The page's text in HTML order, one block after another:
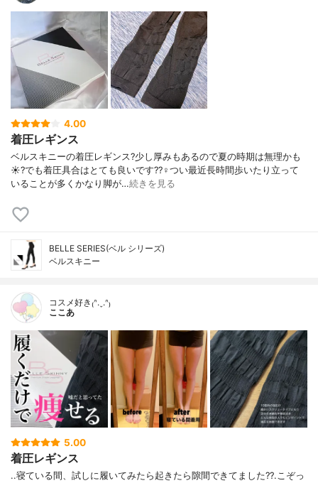
4.00
着圧レギンス
ベルスキニーの着圧レギンス?少し厚みもあるので夏の時期は無理かも
☀️?でも着圧具合はとても良いです??‍♀️つい最近長時間歩いたり立って
いることが多くかなり脚が…続きを見る
BELLE SERIES(ベル シリーズ)
ベルスキニー
コスメ好き₍ᐢ.ˬ.ᐢ₎
ここあ
5.00
着圧レギンス
..寝ている間、試しに履いてみたら起きたら隙間できてました??.こぞっ